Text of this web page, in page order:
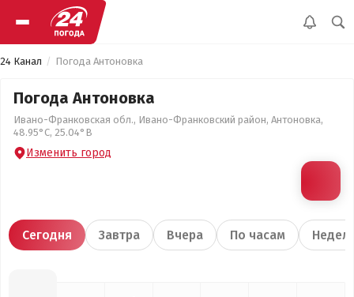
24 Канал Погода Антоновка
Погода Антоновка
Ивано-Франковская обл., Ивано-Франковский район, Антоновка,
48.95°С, 25.04°В
Изменить город
Сегодня Завтра Вчера По часам